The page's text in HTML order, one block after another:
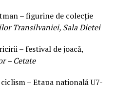
– figurine de colecție
Transilvaniei, Sala Dietei
– festival de joacă,
– Cetate
– Etapa națională U7-